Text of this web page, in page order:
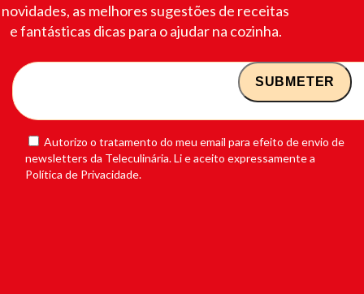
novidades, as melhores sugestões de receitas
e fantásticas dicas para o ajudar na cozinha.
Autorizo o tratamento do meu email para efeito de envio de
newsletters da Teleculinária. Li e aceito expressamente a
Política de Privacidade.